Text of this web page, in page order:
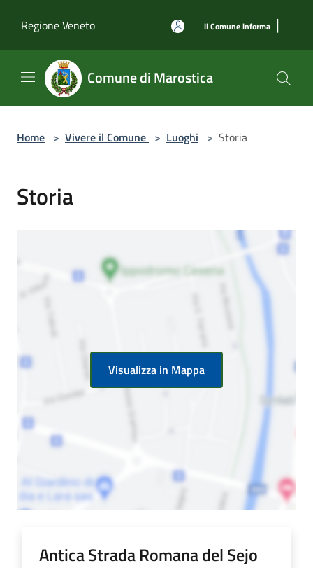
Regione Veneto
il Comune informa |
Comune di Marostica
Home > Vivere il Comune > Luoghi > Storia
Storia
Visualizza in Mappa
Antica Strada Romana del Sejo